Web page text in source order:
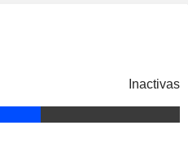
Inactivas